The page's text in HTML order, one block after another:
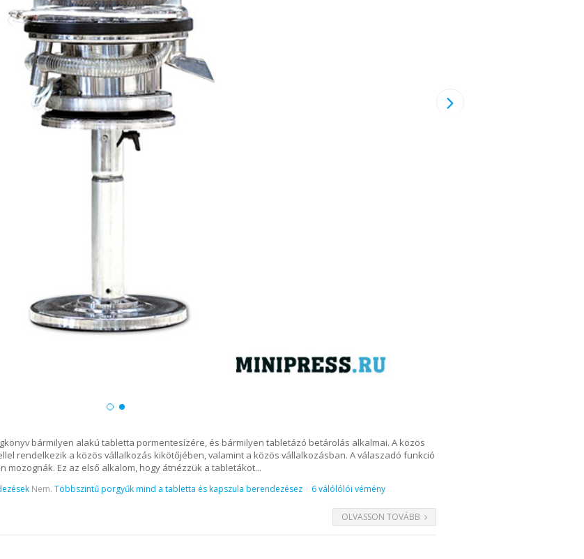
bármilyen alakú tabletta pormentesízére, és bármilyen tabletázó betárolás alkalmai. A közös
rendelkezik a közös vállalkozás kikötőjében, valamint a közös vállalkozásban. A válaszadó funkció
Ez az első alkalom, hogy átnézzük a tabletákot...
Nem. Többszintű porgyűk mind a tabletta és kapszula berendezésez 6 válólólói vémény
OLVASSON TOVÁBB